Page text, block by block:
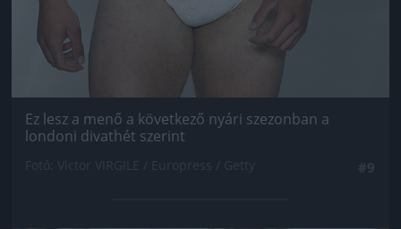
Ez lesz a menő a következő nyári szezonban a
londoni divathét szerint